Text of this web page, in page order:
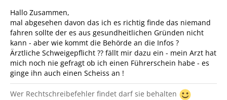
Hallo Zusammen,
mal abgesehen davon das ich es richtig finde das niemand
fahren sollte der es aus gesundheitlichen Gründen nicht
kann - aber wie kommt die Behörde an die Infos ?
Ärztliche Schweigepflicht ?? fällt mir dazu ein - mein Arzt hat
mich noch nie gefragt ob ich einen Führerschein habe - es
ginge ihn auch einen Scheiss an !
Wer Rechtschreibefehler findet darf sie behalten